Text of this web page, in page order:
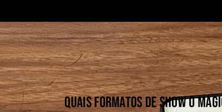
Quais formatos de show o